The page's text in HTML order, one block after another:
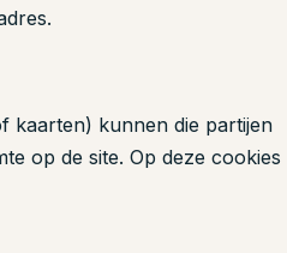
kaarten) kunnen die partijen
op de site. Op deze cookies